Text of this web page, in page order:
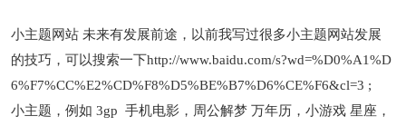
小主题网站 未来有发展前途，以前我写过很多小主题网站发展
的技巧，可以搜索一下http://www.baidu.com/s?wd=%D0%A1%D
6%F7%CC%E2%CD%F8%D5%BE%B7%D6%CE%F6&cl=3 ;
小主题，例如 3gp 手机电影，周公解梦 万年历，小游戏 星座，